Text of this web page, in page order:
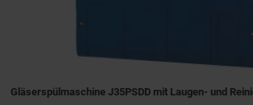
Gläserspülmaschine J35PSDD mit Laugen- und